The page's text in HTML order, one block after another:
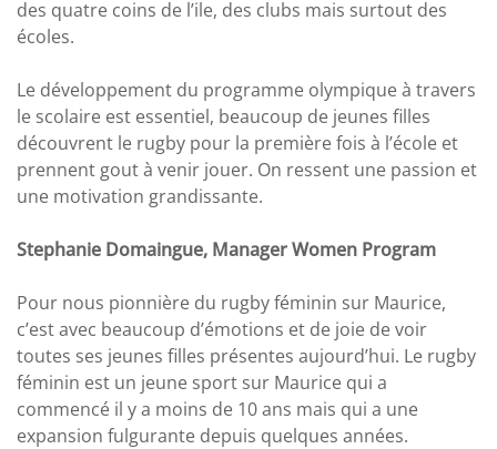
des quatre coins de l’ile, des clubs mais surtout des
écoles.
Le développement du programme olympique à travers
le scolaire est essentiel, beaucoup de jeunes filles
découvrent le rugby pour la première fois à l’école et
prennent gout à venir jouer. On ressent une passion et
une motivation grandissante.
Stephanie Domaingue, Manager Women Program
Pour nous pionnière du rugby féminin sur Maurice,
c’est avec beaucoup d’émotions et de joie de voir
toutes ses jeunes filles présentes aujourd’hui. Le rugby
féminin est un jeune sport sur Maurice qui a
commencé il y a moins de 10 ans mais qui a une
expansion fulgurante depuis quelques années.